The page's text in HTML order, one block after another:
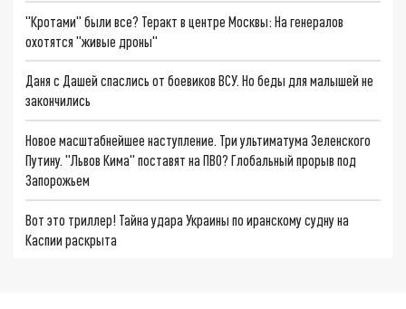
"Кротами" были все? Теракт в центре Москвы: На генералов
охотятся "живые дроны"
Даня с Дашей спаслись от боевиков ВСУ. Но беды для малышей не
закончились
Новое масштабнейшее наступление. Три ультиматума Зеленского
Путину. "Львов Кима" поставят на ПВО? Глобальный прорыв под
Запорожьем
Вот это триллер! Тайна удара Украины по иранскому судну на
Каспии раскрыта